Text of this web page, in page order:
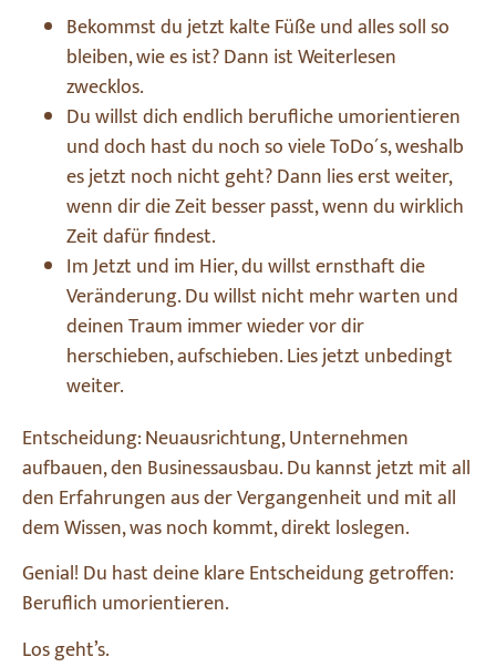
Bekommst du jetzt kalte Füße und alles soll so
bleiben, wie es ist? Dann ist Weiterlesen
zwecklos.
Du willst dich endlich berufliche umorientieren
und doch hast du noch so viele ToDo´s, weshalb
es jetzt noch nicht geht? Dann lies erst weiter,
wenn dir die Zeit besser passt, wenn du wirklich
Zeit dafür findest.
Im Jetzt und im Hier, du willst ernsthaft die
Veränderung. Du willst nicht mehr warten und
deinen Traum immer wieder vor dir
herschieben, aufschieben. Lies jetzt unbedingt
weiter.
Entscheidung: Neuausrichtung, Unternehmen
aufbauen, den Businessausbau. Du kannst jetzt mit all
den Erfahrungen aus der Vergangenheit und mit all
dem Wissen, was noch kommt, direkt loslegen.
Genial! Du hast deine klare Entscheidung getroffen:
Beruflich umorientieren.
Los geht’s.